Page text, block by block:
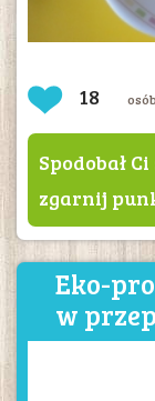
18
Spodobał
zgarnij
Eko-
w